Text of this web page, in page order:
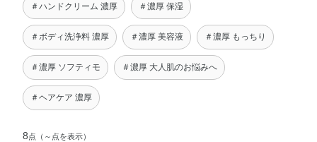
＃ハンドクリーム 濃厚 ＃濃厚 保湿
＃ボディ洗浄料 濃厚 ＃濃厚 美容液 ＃濃厚 もっちり
＃濃厚 ソフティモ ＃濃厚 大人肌のお悩みへ
＃ヘアケア 濃厚
8点 （～点を表示）